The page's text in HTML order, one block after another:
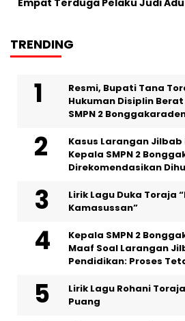
TRENDING
Resmi, Bupati Tana
Hukuman Disiplin
SMPN 2
Kasus Larangan Jilbab
Kepala SMPN 2
Direkomendasikan
Lirik Lagu Duka Toraja
Kamasussan”
Kepala SMPN 2
Maaf Soal Larangan
Pendidikan: Proses
Lirik Lagu Rohani
Puang